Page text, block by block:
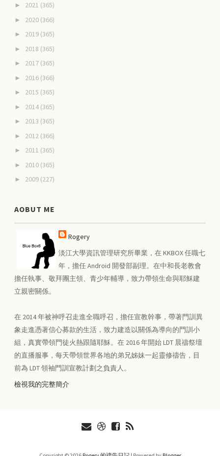
► 2021 (365)
► 2020 (366)
► 2019 (365)
► 2018 (365)
► 2017 (365)
► 2016 (366)
► 2015 (365)
► 2014 (365)
► 2013 (365)
► 2012 (366)
► 2011 (365)
► 2010 (365)
► 2009 (227)
AOBUT ME
Rogery
淡江大學資訊管理研究所畢業，在 KKBOX 任職七
年，擔任 Android 開發部副理。在中和長老教會
擔任執事、敬拜團主領、青少年輔導，致力帶領生命與耶穌建
立親密關係。
在 2014 年被神呼召走進全職呼召，擔任宣教幹事，帶著門訓異
象走進憑著信心募款的生活，致力建造以關係為導向的門訓小
組，真實帶領門徒火熱跟隨耶穌。在 2016 年開始 LDT 晨禱祭壇
的直播服事，每天帶領世界各地的弟兄姊妹一起靈修禱告，目
前為 LDT 領袖門訓宣教計劃之負責人。
檢視我的完整簡介